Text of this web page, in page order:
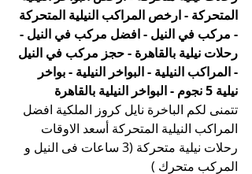
المتحركة - ارخص المراكب النيلية المتحركة
- مركب في النيل - افضل مركب في النيل -
رحلات نيلية بالقاهرة - حجز مركب في النيل
- المراكب النيلية - البواخر النيلية - بواخر
نيلية 5 نجوم - البواخر النيلية بالقاهرة
تتمنى لكم الباخرة نايل كروز الملكية افضل
المراكب النيلية المتحركة أسعد الاوقات
رحلات نيلية متحركة (3 ساعات فى النيل و
المركب متحرك )